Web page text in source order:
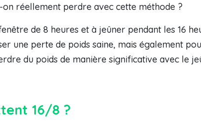
réellement perdre avec cette méthode ?
de 8 heures et à jeûner pendant les 16
une perte de poids saine, mais également
du poids de manière significative avec le
16/8 ?